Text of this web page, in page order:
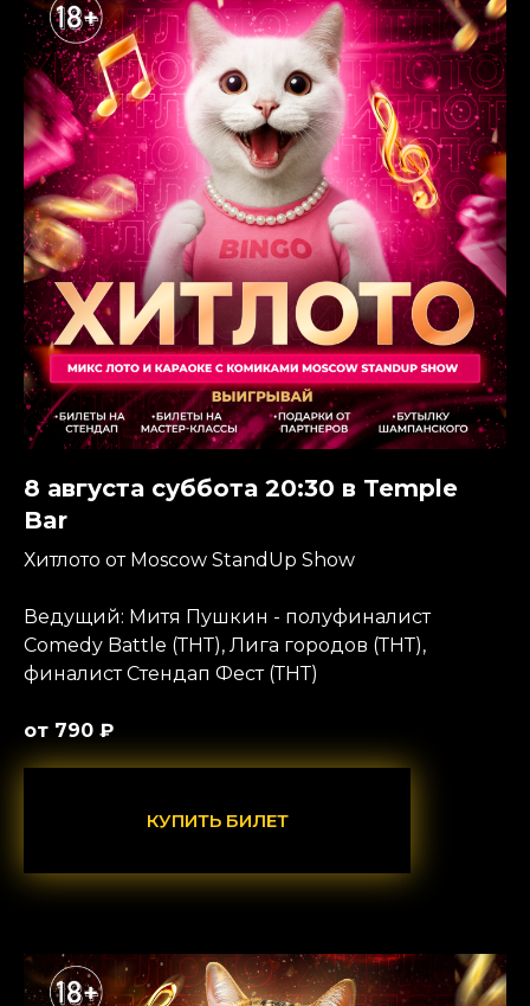
8 августа суббота 20:30 в Temple
Bar
Хитлото от Moscow StandUp Show
Ведущий: Митя Пушкин - полуфиналист
Comedy Battle (ТНТ), Лига городов (ТНТ),
финалист Стендап Фест (ТНТ)
от 790 ₽
КУПИТЬ БИЛЕТ